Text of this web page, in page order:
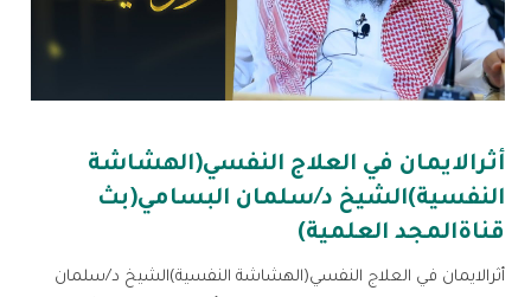
أثرالايمان في العلاج النفسي(الهشاشة
النفسية)الشيخ د/سلمان البسامي(بث
قناةالمجد العلمية)
أثرالايمان في العلاج النفسي(الهشاشة النفسية)الشيخ د/سلمان